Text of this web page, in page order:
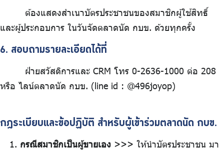
ต้องแสดงสำเนาบัตรประชาชนของสมาชิกผู้ใช้สิทธิ์
และผู้ประกอบการ ในวันจัดตลาดนัด กบข. ด้วยทุกครั้ง
6. สอบถามรายละเอียดได้ที่
ฝ่ายสวัสดิการและ CRM โทร 0-2636-1000 ต่อ 208
หรือ ไลน์ตลาดนัด กบข. (line id : @496joyop)
กฎระเบียบและข้อปฏิบัติ สำหรับผู้เข้าร่วมตลาดนัด กบข.
กรณีสมาชิกเป็นผู้ขายเอง >>> ให้นำบัตรประชาชน มา